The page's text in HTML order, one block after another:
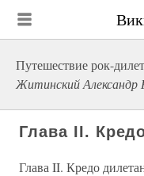
Путешествие рок-
Житинский Александр
Глава II.
Глава II. Кредо